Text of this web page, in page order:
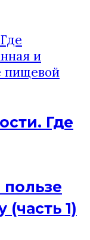
Где
пользе
1)